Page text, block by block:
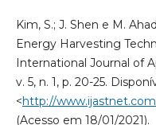
Kim, S.; J. Shen e M.
Energy Harvesting
International Journal of
v. 5, n. 1, p. 20-25.
<http://www.ijastnet.com/
(Acesso em 18/01/2021).